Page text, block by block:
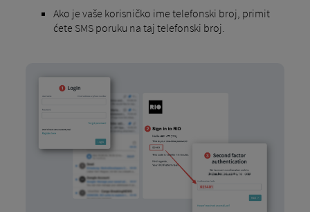
Ako je vaše korisničko ime telefonski broj, primit
ćete SMS poruku na taj telefonski broj.